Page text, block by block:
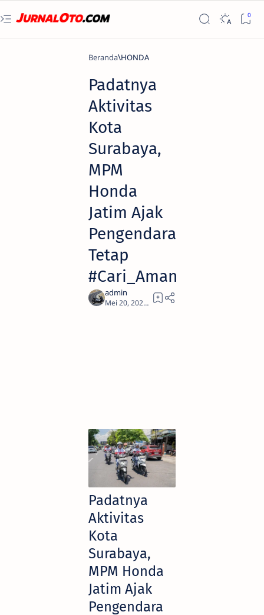
Beranda HONDA
Padatnya
Aktivitas
Kota
Surabaya,
MPM
Honda
Jatim Ajak
Pengendara
Tetap
#Cari_Aman
2
Padatnya
Aktivitas
Kota
Surabaya,
MPM Honda
Jatim Ajak
Pengendara